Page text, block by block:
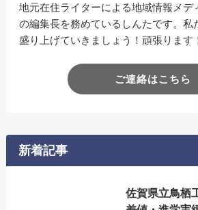
地元在住ライターによる地域情報メデ
の編集長を務めているしんたです。私
盛り上げていきましょう！頑張ります
ご連絡はこちら
新着記事
佐賀県立鳥栖